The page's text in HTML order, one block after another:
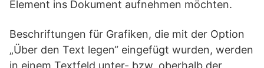
Element ins Dokument aufnehmen möchten.
Beschriftungen für Grafiken, die mit der Option
„Über den Text legen“ eingefügt wurden, werden
in einem Textfeld unter- bzw. oberhalb der